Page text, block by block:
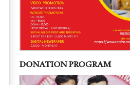
DONATION PROGRAM